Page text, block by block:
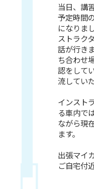
当日、講
予定時間
になりま
ストラク
話が行き
ち合わせ
認をして
流してい
インスト
る車内で
ながら現
ます。
出張マイ
ご自宅付